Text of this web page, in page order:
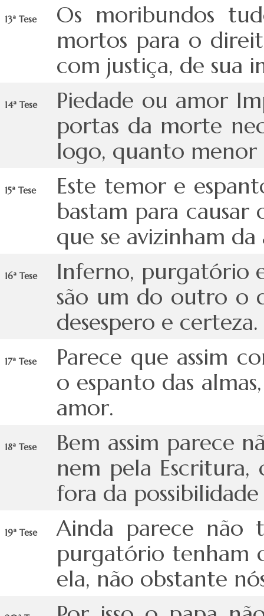
13ª Tese
Os moribundos
mortos para o
com justiça, de sua
14ª Tese
Piedade ou amor
portas da morte
logo, quanto
15ª Tese
Este temor e
bastam para
que se avizinham
16ª Tese
Inferno, purgatório
são um do outro o
desespero e certeza.
17ª Tese
Parece que assim
o espanto das
amor.
18ª Tese
Bem assim parece
nem pela
fora da
19ª Tese
Ainda parece não
purgatório tenham
ela, não obstante